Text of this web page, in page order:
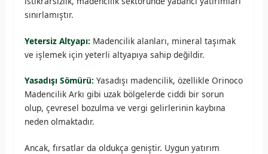
sınırlamıştır.
Yetersiz Altyapı: Madencilik alanları, mineral taşımak
ve işlemek için yeterli altyapıya sahip değildir.
Yasadışı Sömürü: Yasadışı madencilik, özellikle Orinoco
Madencilik Arkı gibi uzak bölgelerde ciddi bir sorun
olup, çevresel bozulma ve vergi gelirlerinin kaybına
neden olmaktadır.
Ancak, fırsatlar da oldukça geniştir. Uygun yatırım